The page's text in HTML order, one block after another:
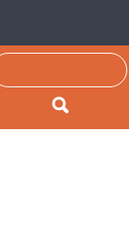
Pesquisar